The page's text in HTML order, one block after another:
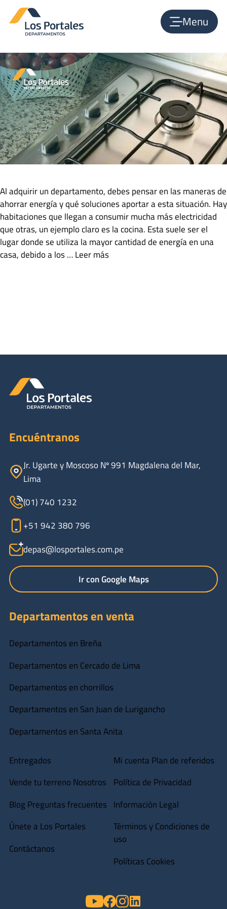
Menu
Tips para ahorrar energía en la cocina
julio 22, 2021poradmin_lpdepas
Al adquirir un departamento, debes pensar en las maneras de
ahorrar energía y qué soluciones aportar a esta situación. Hay
habitaciones que llegan a consumir mucha más electricidad
que otras, un ejemplo claro es la cocina. Esta suele ser el
lugar donde se utiliza la mayor cantidad de energía en una
casa, debido a los …Leer más
Encuéntranos
Jr. Ugarte y Moscoso Nº 991 Magdalena del Mar,
Lima
(01) 740 1232
+51 942 380 796
depas@losportales.com.pe
Ir con Google Maps
Departamentos en venta
Departamentos en Breña
Departamentos en Cercado de Lima
Departamentos en chorrillos
Departamentos en San Juan de Lurigancho
Departamentos en Santa Anita
Entregados
Vende tu terreno Nosotros
Blog Preguntas frecuentes
Únete a Los Portales
Contáctanos
Mi cuenta Plan de referidos
Política de Privacidad
Información Legal
Términos y Condiciones de
uso
Políticas Cookies